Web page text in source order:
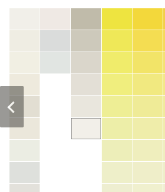
Cod culoare
color_name
HEX:hex_code
TSR:tsr_code